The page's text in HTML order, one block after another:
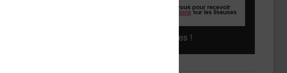
Liseuses pas chères !